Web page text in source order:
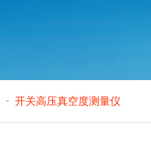
- 开关高压真空度测量仪